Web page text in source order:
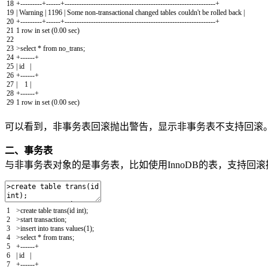
18
19
20
21
22
23
24
25
26
27
28
29
+---------+------+---------------------------------------------------------------+
| Warning | 1196 | Some non-transactional changed tables couldn't be rolled back |
+---------+------+---------------------------------------------------------------+
1 row in set (0.00 sec)
>select * from no_trans;
+------+
| id
|
+------+
|
1 |
+------+
1 row in set (0.00 sec)
可以看到，非事务表回滚抛出警告，显示非事务表不支持回滚。
二、事务表
与非事务表对象的是事务表，比如使用InnoDB的表，支持回滚
1
2
3
4
5
6
7
>create table trans(id int);
>start transaction;
>insert into trans values(1);
>select * from trans;
+------+
| id
|
+------+